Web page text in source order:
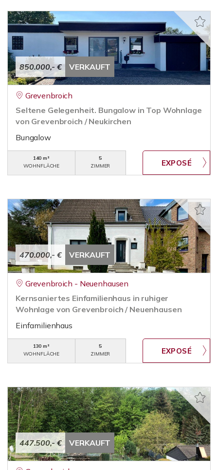
850.000,- € VERKAUFT
Grevenbroich
Seltene Gelegenheit. Bungalow in Top Wohnlage
von Grevenbroich / Neukirchen
Bungalow
140 m²
WOHNFLÄCHE
5
ZIMMER
470.000,- € VERKAUFT
Grevenbroich - Neuenhausen
Kernsaniertes Einfamilienhaus in ruhiger
Wohnlage von Grevenbroich / Neuenhausen
Einfamilienhaus
130 m²
WOHNFLÄCHE
5
ZIMMER
447.500,- € VERKAUFT